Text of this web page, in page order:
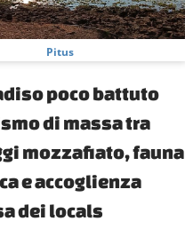
Pitus
poco battuto
di massa tra
mozzafiato, fauna
e accoglienza
dei locals